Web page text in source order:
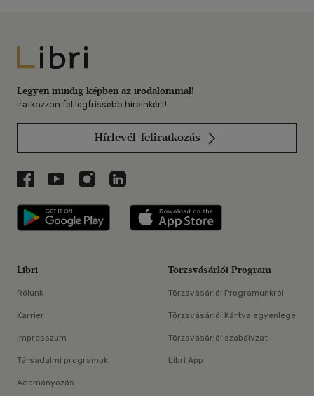
Libri
Legyen mindig képben az irodalommal!
Iratkozzon fel legfrissebb híreinkért!
Hírlevél-feliratkozás
Libri a Facebookon
Libri a Youtube-on
Libri az Instagramon
Libri a LinkedInen
Libri applikáció Szerezd meg: Google
Libri
Rólunk
Karrier
Impresszum
Társadalmi programok
Adományozás
Törzsvásárlói Program
Törzsvásárlói Programunkról
Törzsvásárlói Kártya egyenlege
Törzsvásárlói szabályzat
Libri App